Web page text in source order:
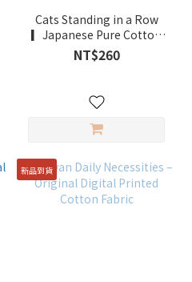
Cats Standing in a Row
▎Japanese Pure Cotton
Fabric
NT$260
新品到貨